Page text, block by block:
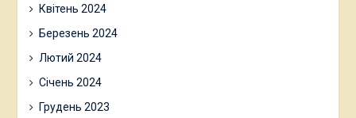
Квітень 2024
Березень 2024
Лютий 2024
Січень 2024
Грудень 2023